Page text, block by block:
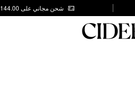
شحن مجاني على AED 144.00